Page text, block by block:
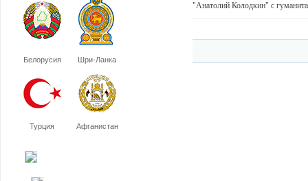
Белорусия Шри-Ланка
Турция Афганистан
"Анатолий Колодкин" с